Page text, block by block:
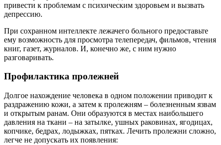
привести к проблемам с психическим здоровьем и вызвать
депрессию.
При сохранном интеллекте лежачего больного предоставьте
ему возможность для просмотра телепередач, фильмов, чтения
книг, газет, журналов. И, конечно же, с ним нужно
разговаривать.
Профилактика пролежней
Долгое нахождение человека в одном положении приводит к
раздражению кожи, а затем к пролежням – болезненным язвам
и открытым ранам. Они образуются в местах наибольшего
давления на ткани – на затылке, ушных раковинах, ягодицах,
копчике, бедрах, лодыжках, пятках. Лечить пролежни сложно,
легче не допускать их появления: